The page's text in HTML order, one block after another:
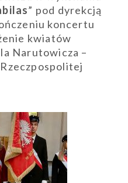
” pod dyrekcją
koncertu
kwiatów
Narutowicza –